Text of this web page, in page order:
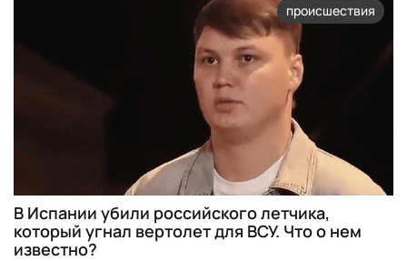
происшествия
В Испании убили российского летчика,
который угнал вертолет для ВСУ. Что о нем
известно?